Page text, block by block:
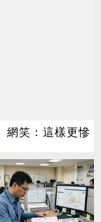
網笑：這樣更慘